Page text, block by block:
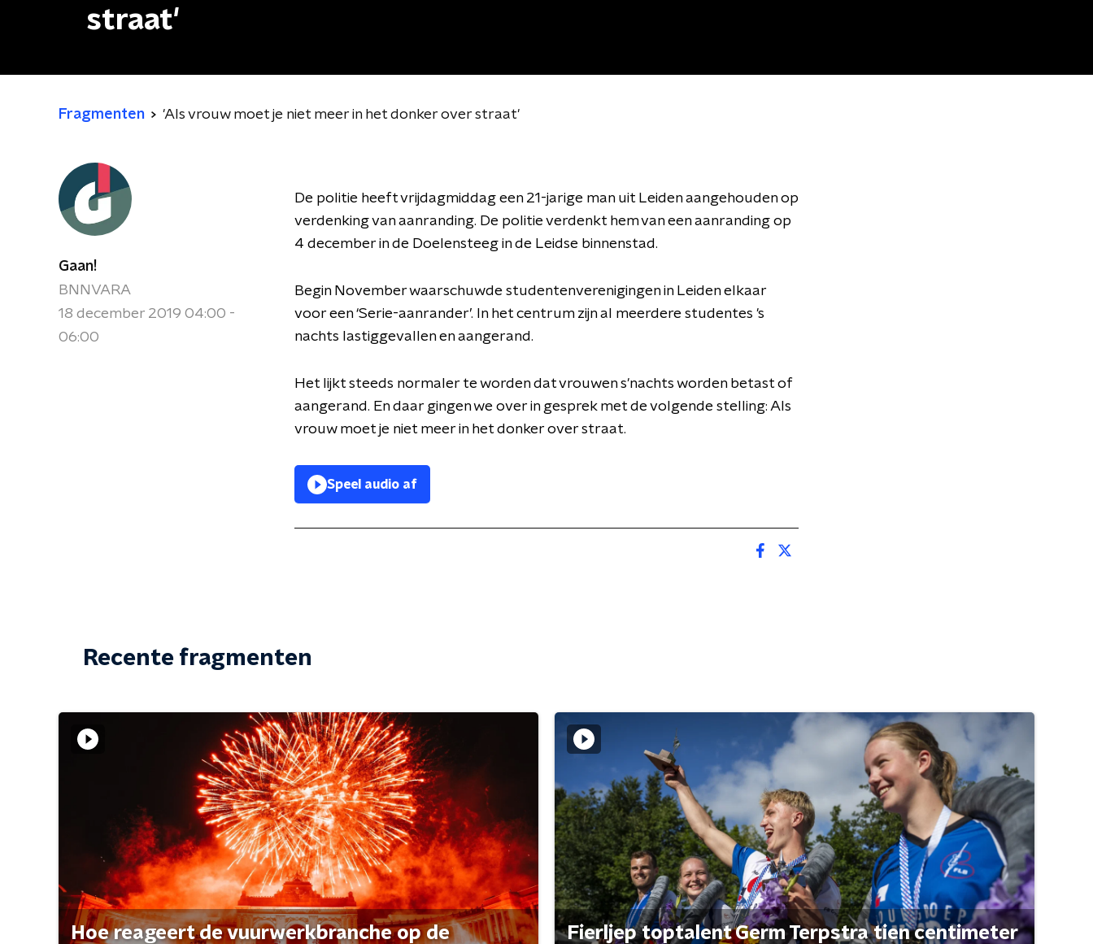
straat'
Fragmenten 'Als vrouw moet je niet meer in het donker over straat'
Gaan!
BNNVARA
18 december 2019 04:00 -
06:00
De politie heeft vrijdagmiddag een 21-jarige man uit Leiden aangehouden op
verdenking van aanranding. De politie verdenkt hem van een aanranding op
4 december in de Doelensteeg in de Leidse binnenstad.
Begin November waarschuwde studentenverenigingen in Leiden elkaar
voor een ‘Serie-aanrander’. In het centrum zijn al meerdere studentes 's
nachts lastiggevallen en aangerand.
Het lijkt steeds normaler te worden dat vrouwen s'nachts worden betast of
aangerand. En daar gingen we over in gesprek met de volgende stelling: Als
vrouw moet je niet meer in het donker over straat.
Speel audio af
Recente fragmenten
Hoe reageert de vuurwerkbranche op de
Fierljep toptalent Germ Terpstra tien centimeter